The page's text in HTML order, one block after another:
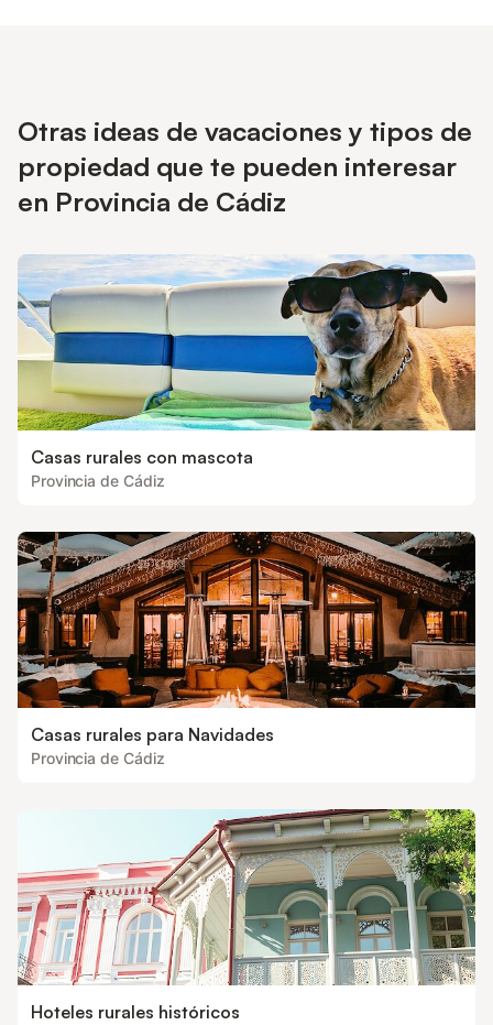
Otras ideas de vacaciones y tipos de
propiedad que te pueden interesar
en Provincia de Cádiz
Casas rurales con mascota
Provincia de Cádiz
Casas rurales para Navidades
Provincia de Cádiz
Hoteles rurales históricos